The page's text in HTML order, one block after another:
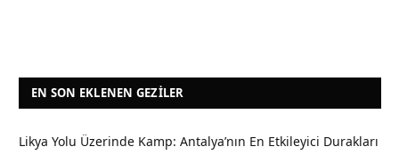
EN SON EKLENEN GEZILER
Likya Yolu Üzerinde Kamp: Antalya’nın En Etkileyici Durakları